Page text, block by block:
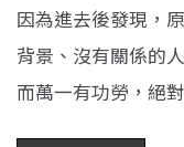
因為進去後發現，
背景、沒有關係的
而萬一有功勞，絕